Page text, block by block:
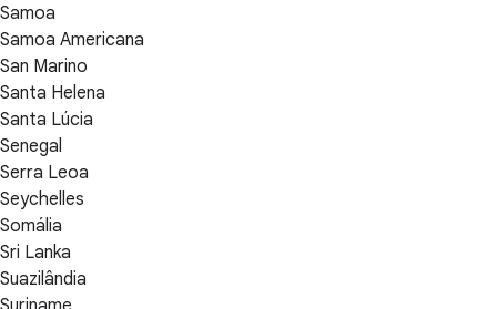
Samoa
Samoa Americana
San Marino
Santa Helena
Santa Lúcia
Senegal
Serra Leoa
Seychelles
Somália
Sri Lanka
Suazilândia